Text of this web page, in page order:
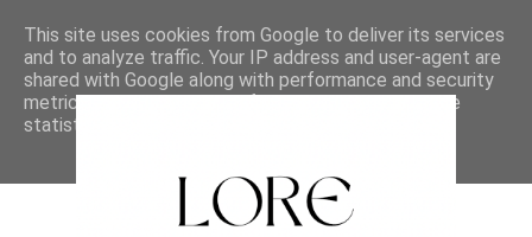
This site uses cookies from Google to deliver its services
and to analyze traffic. Your IP address and user-agent are
shared with Google along with performance and security
metrics to ensure quality of service, generate usage
statistics, and to detect and address abuse.